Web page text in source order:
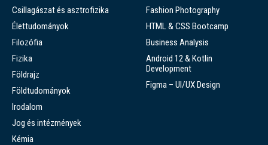
Csillagászat és asztrofizika
Élettudományok
Filozófia
Fizika
Földrajz
Földtudományok
Irodalom
Jog és intézmények
Kémia
Fashion Photography
HTML & CSS Bootcamp
Business Analysis
Android 12 & Kotlin
Development
Figma – UI/UX Design